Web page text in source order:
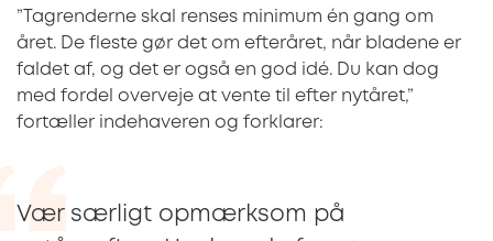
”Tagrenderne skal renses minimum én gang om
året. De fleste gør det om efteråret, når bladene er
faldet af, og det er også en god idé. Du kan dog
med fordel overveje at vente til efter nytåret,”
fortæller indehaveren og forklarer:
Vær særligt opmærksom på